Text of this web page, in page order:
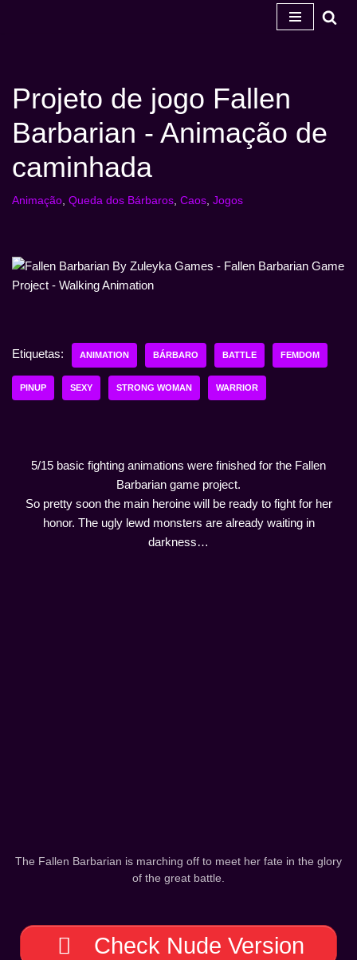
conteúdo
Projeto de jogo Fallen
Barbarian - Animação de
caminhada
Animação, Queda dos Bárbaros, Caos, Jogos
Etiquetas: ANIMATION BÁRBARO BATTLE FEMDOM
PINUP SEXY STRONG WOMAN WARRIOR
5/15 basic fighting animations were finished for the Fallen
Barbarian game project.
So pretty soon the main heroine will be ready to fight for her
honor. The ugly lewd monsters are already waiting in
darkness…
The Fallen Barbarian is marching off to meet her fate in the glory
of the great battle.
Check Nude Version